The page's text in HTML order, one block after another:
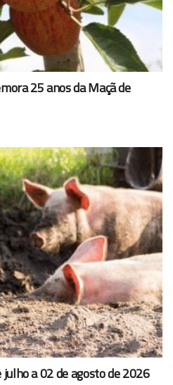
25 anos da Maçã de
a 02 de agosto de 2026